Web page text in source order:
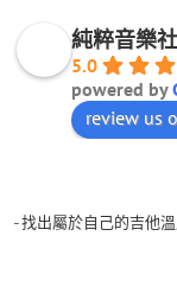
純粹音樂
5.0
powered by
review us
-找出屬於自己的吉他